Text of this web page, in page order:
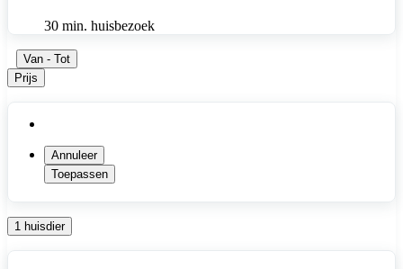
30 min. huisbezoek
Van - Tot
Prijs
Annuleer
Toepassen
1 huisdier